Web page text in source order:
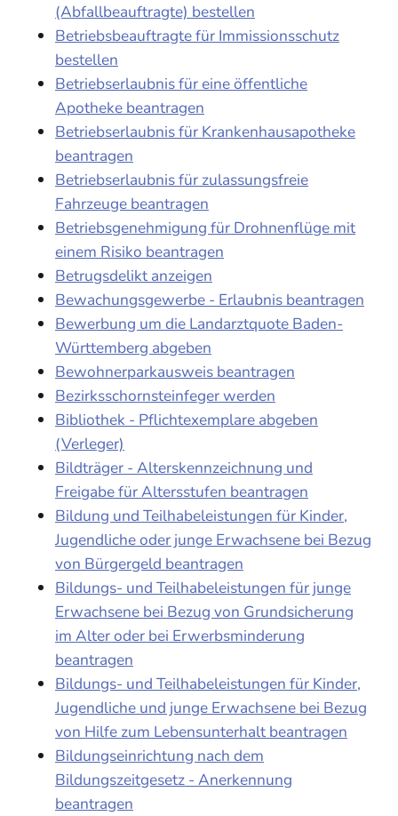
(Abfallbeauftragte) bestellen
Betriebsbeauftragte für Immissionsschutz
bestellen
Betriebserlaubnis für eine öffentliche
Apotheke beantragen
Betriebserlaubnis für Krankenhausapotheke
beantragen
Betriebserlaubnis für zulassungsfreie
Fahrzeuge beantragen
Betriebsgenehmigung für Drohnenflüge mit
einem Risiko beantragen
Betrugsdelikt anzeigen
Bewachungsgewerbe - Erlaubnis beantragen
Bewerbung um die Landarztquote Baden-
Württemberg abgeben
Bewohnerparkausweis beantragen
Bezirksschornsteinfeger werden
Bibliothek - Pflichtexemplare abgeben
(Verleger)
Bildträger - Alterskennzeichnung und
Freigabe für Altersstufen beantragen
Bildung und Teilhabeleistungen für Kinder,
Jugendliche oder junge Erwachsene bei Bezug
von Bürgergeld beantragen
Bildungs- und Teilhabeleistungen für junge
Erwachsene bei Bezug von Grundsicherung
im Alter oder bei Erwerbsminderung
beantragen
Bildungs- und Teilhabeleistungen für Kinder,
Jugendliche und junge Erwachsene bei Bezug
von Hilfe zum Lebensunterhalt beantragen
Bildungseinrichtung nach dem
Bildungszeitgesetz - Anerkennung
beantragen